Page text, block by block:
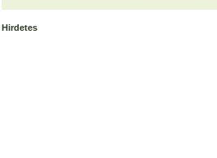
Hirdetes